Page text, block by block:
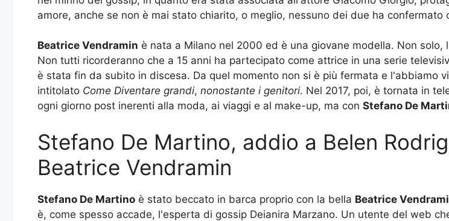
amore, anche se non è mai stato chiarito, o meglio, nessuno dei due ha confermato
Beatrice Vendramin è nata a Milano nel 2000 ed è una giovane modella. Non
Non tutti ricorderanno che a 15 anni ha partecipato come attrice in una serie
è stata fin da subito in discesa. Da quel momento non si è più fermata e l'abbiamo
intitolato Come Diventare grandi, nonostante i genitori. Nel 2017, poi, è tornata in
ogni giorno post inerenti alla moda, ai viaggi e al make-up, ma con Stefano De
Stefano De Martino, addio a Belen
Beatrice Vendramin
Stefano De Martino è stato beccato in barca proprio con la bella Beatrice
è, come spesso accade, l'esperta di gossip Deianira Marzano. Un utente del web